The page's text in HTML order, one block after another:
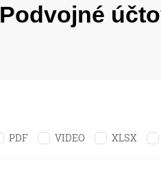
Podvojné
PDF VIDEO XLSX